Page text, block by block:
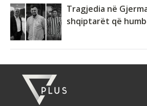
Tragjedia në
shqiptarët që